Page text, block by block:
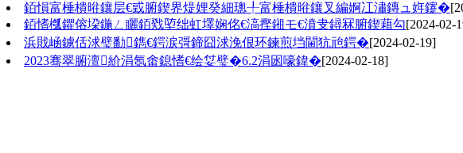
銆愪富棰樻暀鑲层€戜腑鍥界煶娌癸細璁╀富棰樻暀鑲叉編婀冮潚鏄ュ姩鑳�
銆愭槬鑺傛垜鍦ㄥ矖銆戣埅绌虹墿娴佲€滈摼鎺モ€濆叏鐞冧腑鍥藉勾[2024-02-
浜戝崡鐪佸浗璧勫鐫€鍔涙彁鍗囧浗浼佷环鍊煎垱閫犺兘鍔�[2024-02-19]
2023骞翠腑澶紒涓氬畬鎴愭€绘姇璧�6.2涓囦嚎鍏�[2024-02-18]